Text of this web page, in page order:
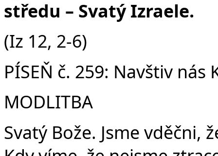
středu – Svatý Izraele.
(Iz 12, 2-6)
PÍSEŇ č. 259: Navštiv nás
MODLITBA
Svatý Bože. Jsme vděčni,